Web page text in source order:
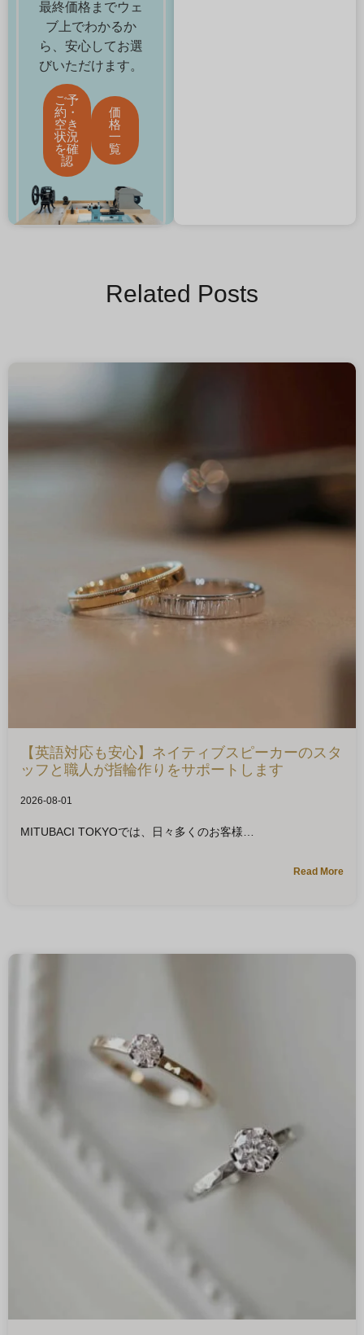
最終価格までウェ
ブ上でわかるか
ら、安心してお選
びいただけます。
ご予
約・
空き
状況
を確
認
価
格
一
覧
Related Posts
【英語対応も安心】ネイティブスピーカーのスタ
ッフと職人が指輪作りをサポートします
2026-08-01
MITUBACI TOKYOでは、日々多くのお客様
Read More